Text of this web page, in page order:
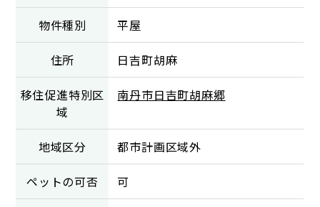
物件種別 平屋
住所 日吉町胡麻
移住促進特別区
域
南丹市日吉町胡麻郷
地域区分 都市計画区域外
ペットの可否 可